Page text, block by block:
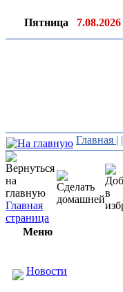
Пятница 7.08.2026
Главная | |
Главная
страница
Меню
Новости